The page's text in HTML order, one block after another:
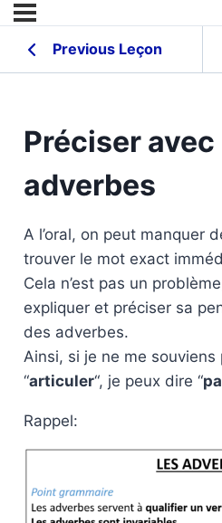
Previous Leçon
Préciser avec
adverbes
A l’oral, on peut manquer
trouver le mot exact
Cela n’est pas un
expliquer et préciser sa
des adverbes.
Ainsi, si je ne me souviens
“articuler“, je peux dire “
Rappel: